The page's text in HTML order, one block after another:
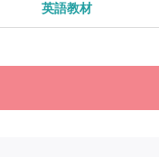
英語教材